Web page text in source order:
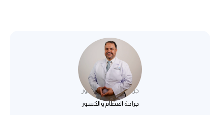
د. مصطفى كرود
جراحة العظام والكسور
جراحة العظام والكسور